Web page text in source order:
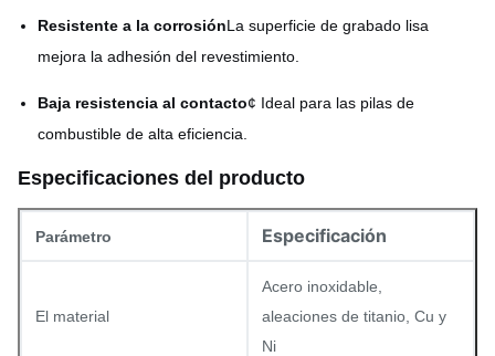
Resistente a la corrosiónLa superficie de grabado lisa
mejora la adhesión del revestimiento.
Baja resistencia al contacto¢ Ideal para las pilas de
combustible de alta eficiencia.
Especificaciones del producto
Parámetro Especificación
El material
Acero inoxidable,
aleaciones de titanio, Cu y
Ni